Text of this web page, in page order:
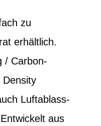
zu
erhältlich.
/ Carbon-
Luftablass-
aus